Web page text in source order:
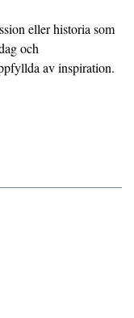
eller historia som
och
av inspiration.